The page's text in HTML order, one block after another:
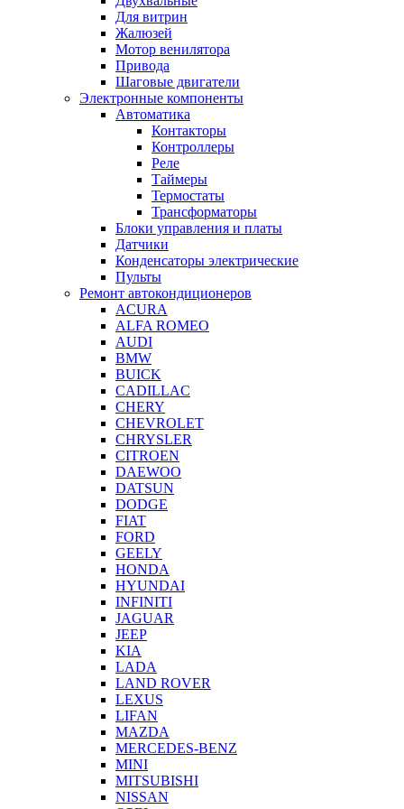
Для витрин
Жалюзей
Мотор венилятора
Привода
Шаговые двигатели
Электронные компоненты
Автоматика
Контакторы
Контроллеры
Реле
Таймеры
Термостаты
Трансформаторы
Блоки управления и платы
Датчики
Конденсаторы электрические
Пульты
Ремонт автокондиционеров
ACURA
ALFA ROMEO
AUDI
BMW
BUICK
CADILLAC
CHERY
CHEVROLET
CHRYSLER
CITROEN
DAEWOO
DATSUN
DODGE
FIAT
FORD
GEELY
HONDA
HYUNDAI
INFINITI
JAGUAR
JEEP
KIA
LADA
LAND ROVER
LEXUS
LIFAN
MAZDA
MERCEDES-BENZ
MINI
MITSUBISHI
NISSAN